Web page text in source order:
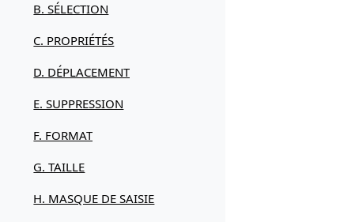
B. SÉLECTION
C. PROPRIÉTÉS
D. DÉPLACEMENT
E. SUPPRESSION
F. FORMAT
G. TAILLE
H. MASQUE DE SAISIE